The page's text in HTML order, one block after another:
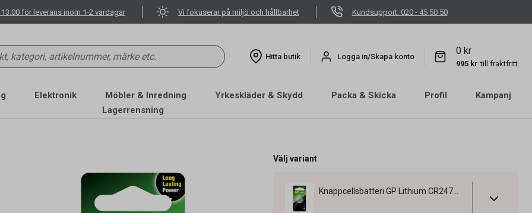
för leverans inom 1-2 vardagar Vi fokuserar på miljö och hållbarhet Kundsupport: 020 - 45 50 50
Hitta butik Logga in/Skapa konto
0 kr
995 kr till fraktfritt
Elektronik Möbler & Inredning Yrkeskläder & Skydd Packa & Skicka Profil
Kampanj
Lagerrensning
Välj variant
Knappcellsbatteri GP Lithium CR2477 3V